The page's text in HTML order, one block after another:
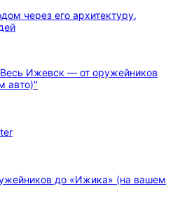
через его архитектуру,
до «Ижика» (на вашем